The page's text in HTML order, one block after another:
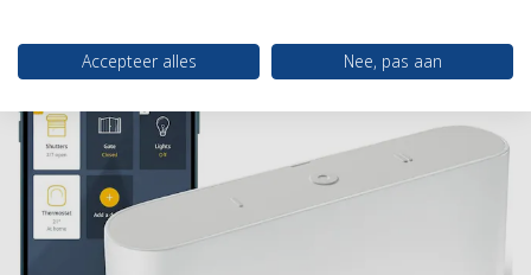
Accepteer alles Nee, pas aan